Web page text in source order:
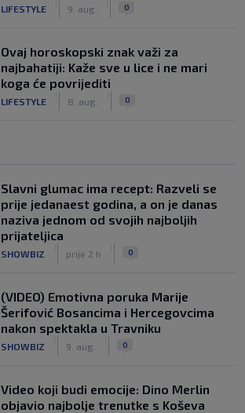
LIFESTYLE 9. aug. 0
Ovaj horoskopski znak važi za
najbahatiji: Kaže sve u lice i ne mari
koga će povrijediti
LIFESTYLE 8. aug. 0
Slavni glumac ima recept: Razveli se
prije jedanaest godina, a on je danas
naziva jednom od svojih najboljih
prijateljica
SHOWBIZ prije 2 h 0
(VIDEO) Emotivna poruka Marije
Šerifović Bosancima i Hercegovcima
nakon spektakla u Travniku
SHOWBIZ 9. aug. 0
Video koji budi emocije: Dino Merlin
objavio najbolje trenutke s Koševa